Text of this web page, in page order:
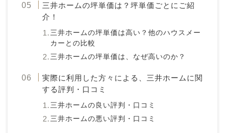
三井ホームの坪単価は？坪単価ごとにご紹
介！
三井ホームの坪単価は高い？他のハウスメー
カーとの比較
三井ホームの坪単価は、なぜ高いのか？
実際に利用した方々による、三井ホームに関
する評判・口コミ
三井ホームの良い評判・口コミ
三井ホームの悪い評判・口コミ